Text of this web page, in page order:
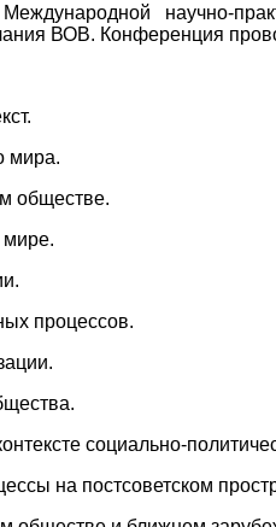
научно-
ВОВ. Конференция
мира.
обществе.
процессов.
социально-
на постсоветском